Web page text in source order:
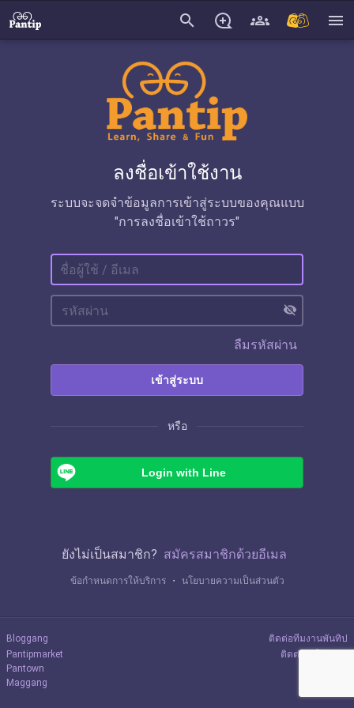
search menu
ลงชื่อเข้าใช้งาน
ระบบจะจดจำข้อมูลการเข้าสู่ระบบของคุณแบบ
"การลงชื่อเข้าใช้ถาวร"
visibility_off
ลืมรหัสผ่าน
เข้าสู่ระบบ
หรือ
Login with Line
ยังไม่เป็นสมาชิก? สมัครสมาชิกด้วยอีเมล
ข้อกำหนดการให้บริการ ・ นโยบายความเป็นส่วนตัว
Bloggang
Pantipmarket
Pantown
Maggang
ติดต่อทีมงานพันทิป
ติดต่อลงโฆษณา